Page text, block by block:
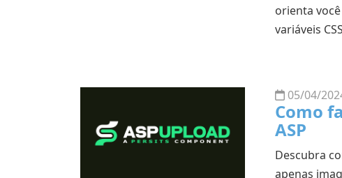
orienta
variáveis
05/04/
Como
ASP
Descubra
apenas